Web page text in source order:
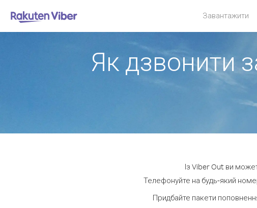
Завантажити
Як дзвонити
Із Viber Out ви
Телефонуйте на будь-який
Придбайте пакети